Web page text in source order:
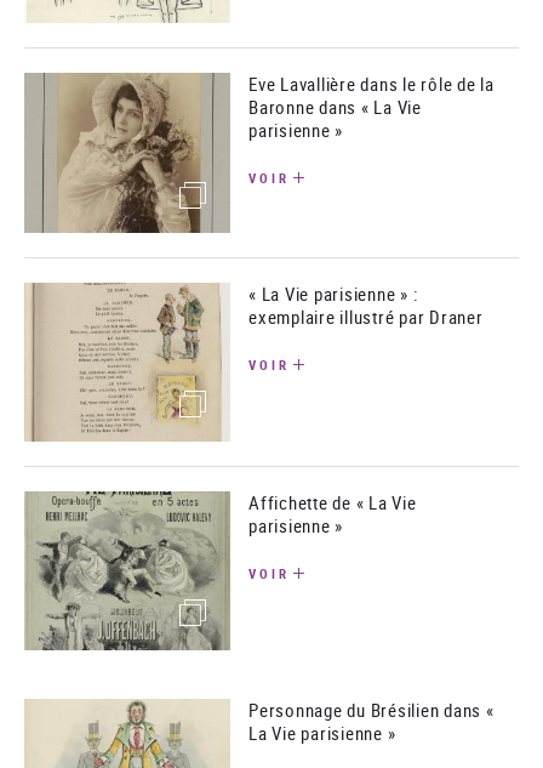
(image)
Eve Lavallière dans le rôle de la
Baronne dans « La Vie
parisienne »
VOIR
(image)
« La Vie parisienne » :
exemplaire illustré par Draner
VOIR
(image)
Affichette de « La Vie
parisienne »
VOIR
Personnage du Brésilien dans «
La Vie parisienne »